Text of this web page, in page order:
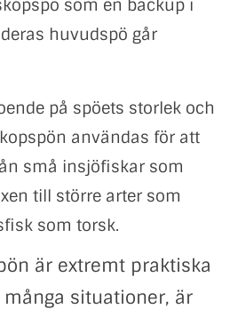
som en backup i
huvudspö går
på spöets storlek och
användas för att
små insjöfiskar som
till större arter som
som torsk.
är extremt praktiska
situationer, är